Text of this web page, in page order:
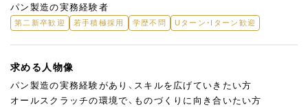
パン製造の実務経験者
第二新卒歓迎 若手積極採用 学歴不問 Uターン・Iターン歓迎
求める人物像
パン製造の実務経験があり、スキルを広げていきたい方
オールスクラッチの環境で、ものづくりに向き合いたい方